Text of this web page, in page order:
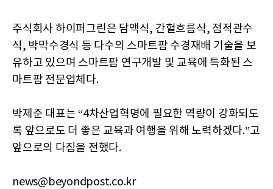
주식회사 하이퍼그린은 담액식, 간헐흐름식, 점적관수
식, 박막수경식 등 다수의 스마트팜 수경재배 기술을 보
유하고 있으며 스마트팜 연구개발 및 교육에 특화된 스
마트팜 전문업체다.
박제준 대표는 “4차산업혁명에 필요한 역량이 강화되도
록 앞으로도 더 좋은 교육과 여행을 위해 노력하겠다.”고
앞으로의 다짐을 전했다.
news@beyondpost.co.kr